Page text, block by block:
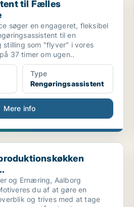
til Fælles
søger en engageret, fleksibel
til en
som "flyver" i vores
37 timer om ugen..
Type
Rengøringsassistent
Mere info
Aalborg Univers...
og Ernæring, Aalborg
og trives med at tage